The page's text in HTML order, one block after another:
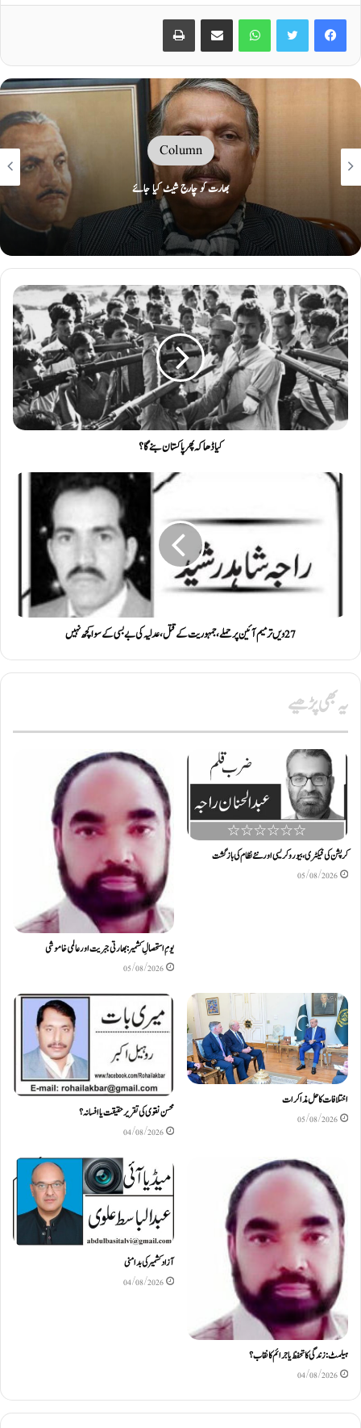
Facebook
Twitter
WhatsApp
Share via Email
Print
Column
بھارت کو چارج شیٹ کیا جائے
کیا ڈھاکہ پھر پاکستان بنے گا؟
27ویں ترمیم آئین پر حملے، جمہوریت کے قتل، عدلیہ کی بے بسی کے سوا کچھ نہیں
یہ بھی پڑھیے
کرپشن کی فیکٹری، بیوروکریسی اور نئے نظام کی بازگشت
05/08/2026
یومِ استحصالِ کشمیر: بھارتی جبریت اور عالمی خاموشی
05/08/2026
اختلافات کا حل مذاکرات
05/08/2026 محسن نقوی کی تقریر حقیقت یا افسانہ؟
04/08/2026
ہیلمٹ: زندگی کا تحفظ یا جرائم کا نقاب؟
04/08/2026
آزاد کشمیر کی بدامنی
04/08/2026